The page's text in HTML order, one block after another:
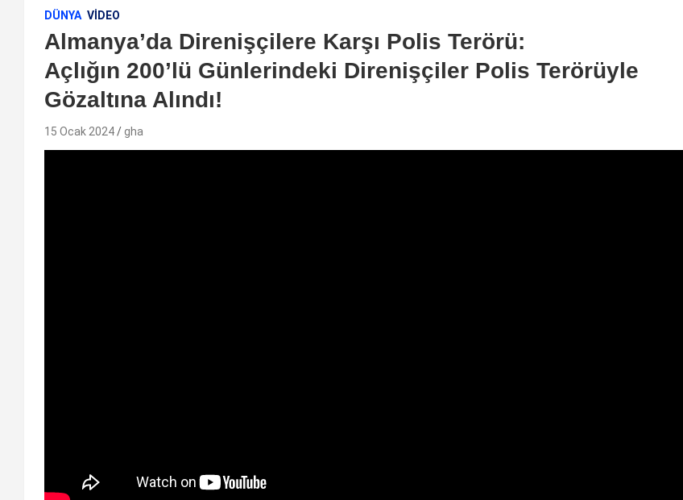
DÜNYA VIDEO
Almanya’da Direnişçilere Karşı Polis Terörü:
Açlığın 200’lü Günlerindeki Direnişçiler Polis Terörüyle
Gözaltına Alındı!
15 Ocak 2024 gha